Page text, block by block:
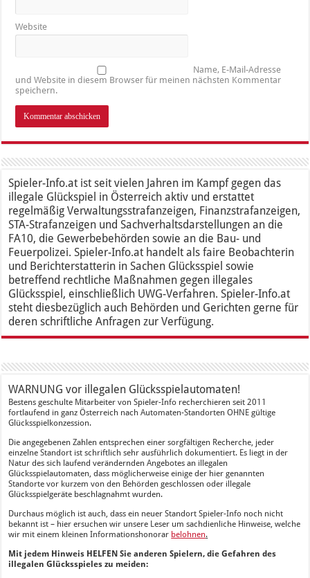
Website
Name, E-Mail-Adresse
und Website in diesem Browser für meinen nächsten Kommentar
speichern.
Spieler-Info.at ist seit vielen Jahren im Kampf gegen das
illegale Glückspiel in Österreich aktiv und erstattet
regelmäßig Verwaltungsstrafanzeigen, Finanzstrafanzeigen,
STA-Strafanzeigen und Sachverhaltsdarstellungen an die
FA10, die Gewerbebehörden sowie an die Bau- und
Feuerpolizei. Spieler-Info.at handelt als faire Beobachterin
und Berichterstatterin in Sachen Glücksspiel sowie
betreffend rechtliche Maßnahmen gegen illegales
Glücksspiel, einschließlich UWG-Verfahren. Spieler-Info.at
steht diesbezüglich auch Behörden und Gerichten gerne für
deren schriftliche Anfragen zur Verfügung.
WARNUNG vor illegalen Glücksspielautomaten!
Bestens geschulte Mitarbeiter von Spieler-Info recherchieren seit 2011
fortlaufend in ganz Österreich nach Automaten-Standorten OHNE gültige
Glücksspielkonzession.
Die angegebenen Zahlen entsprechen einer sorgfältigen Recherche, jeder
einzelne Standort ist schriftlich sehr ausführlich dokumentiert. Es liegt in der
Natur des sich laufend verändernden Angebotes an illegalen
Glücksspielautomaten, dass möglicherweise einige der hier genannten
Standorte vor kurzem von den Behörden geschlossen oder illegale
Glücksspielgeräte beschlagnahmt wurden.
Durchaus möglich ist auch, dass ein neuer Standort Spieler-Info noch nicht
bekannt ist – hier ersuchen wir unsere Leser um sachdienliche Hinweise, welche
wir mit einem kleinen Informationshonorar belohnen.
Mit jedem Hinweis HELFEN Sie anderen Spielern, die Gefahren des
illegalen Glücksspieles zu meiden: